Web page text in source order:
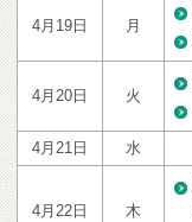
4月19日 月
4月20日 火
4月21日 水
4月22日 木